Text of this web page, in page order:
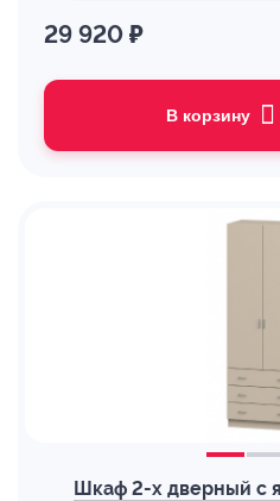
29 920 ₽
В корзину
Шкаф 2-х дверный с